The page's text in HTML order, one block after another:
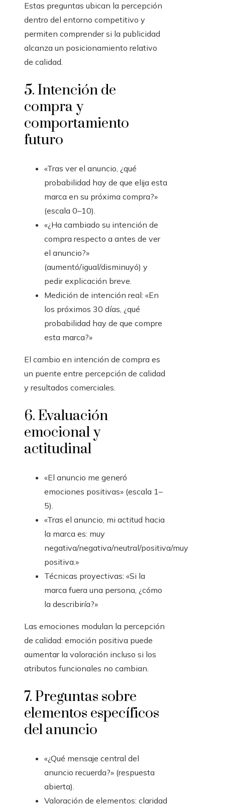
Estas preguntas ubican la percepción
dentro del entorno competitivo y
permiten comprender si la publicidad
alcanza un posicionamiento relativo
de calidad.
5. Intención de
compra y
comportamiento
futuro
«Tras ver el anuncio, ¿qué
probabilidad hay de que elija esta
marca en su próxima compra?»
(escala 0–10).
«¿Ha cambiado su intención de
compra respecto a antes de ver
el anuncio?»
(aumentó/igual/disminuyó) y
pedir explicación breve.
Medición de intención real: «En
los próximos 30 días, ¿qué
probabilidad hay de que compre
esta marca?»
El cambio en intención de compra es
un puente entre percepción de calidad
y resultados comerciales.
6. Evaluación
emocional y
actitudinal
«El anuncio me generó
emociones positivas» (escala 1–
5).
«Tras el anuncio, mi actitud hacia
la marca es: muy
negativa/negativa/neutral/positiva/muy
positiva.»
Técnicas proyectivas: «Si la
marca fuera una persona, ¿cómo
la describiría?»
Las emociones modulan la percepción
de calidad: emoción positiva puede
aumentar la valoración incluso si los
atributos funcionales no cambian.
7. Preguntas sobre
elementos específicos
del anuncio
«¿Qué mensaje central del
anuncio recuerda?» (respuesta
abierta).
Valoración de elementos: claridad